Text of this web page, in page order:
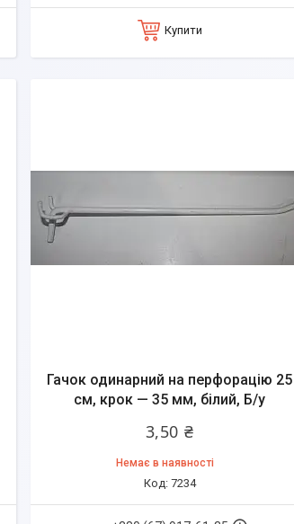
Купити
Гачок одинарний на перфорацію 25
см, крок — 35 мм, білий, Б/у
3,50 ₴
Немає в наявності
7234